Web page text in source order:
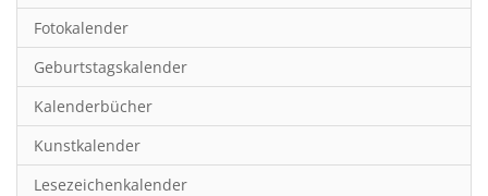
Fotokunst
Frauen
Fußball
Gaming
Geburtstagskalender
Fotokalender
Geburtstagskalender
Kalenderbücher
Kunstkalender
Lesezeichenkalender